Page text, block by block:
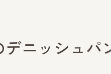
ニッシュパ